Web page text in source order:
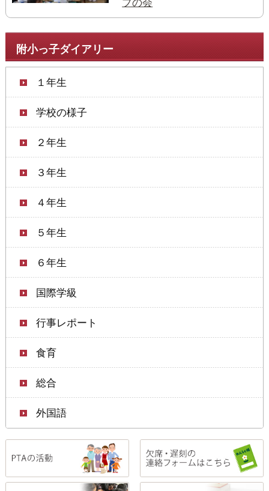
附小っ子ダイアリー
１年生
学校の様子
２年生
３年生
４年生
５年生
６年生
国際学級
行事レポート
食育
総合
外国語
プの会